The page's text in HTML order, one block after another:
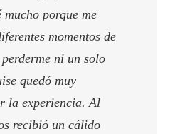
mucho porque me
momentos de
ni un solo
quedó muy
la experiencia. Al
recibió un cálido